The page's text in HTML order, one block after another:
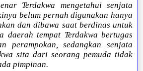
Terdakwa mengetahui senjata
belum pernah digunakan hanya
dan dibawa saat berdinas untuk
daerah tempat Terdakwa bertugas
perampokan, sedangkan senjata
sita dari seorang pemuda tidak
pimpinan.